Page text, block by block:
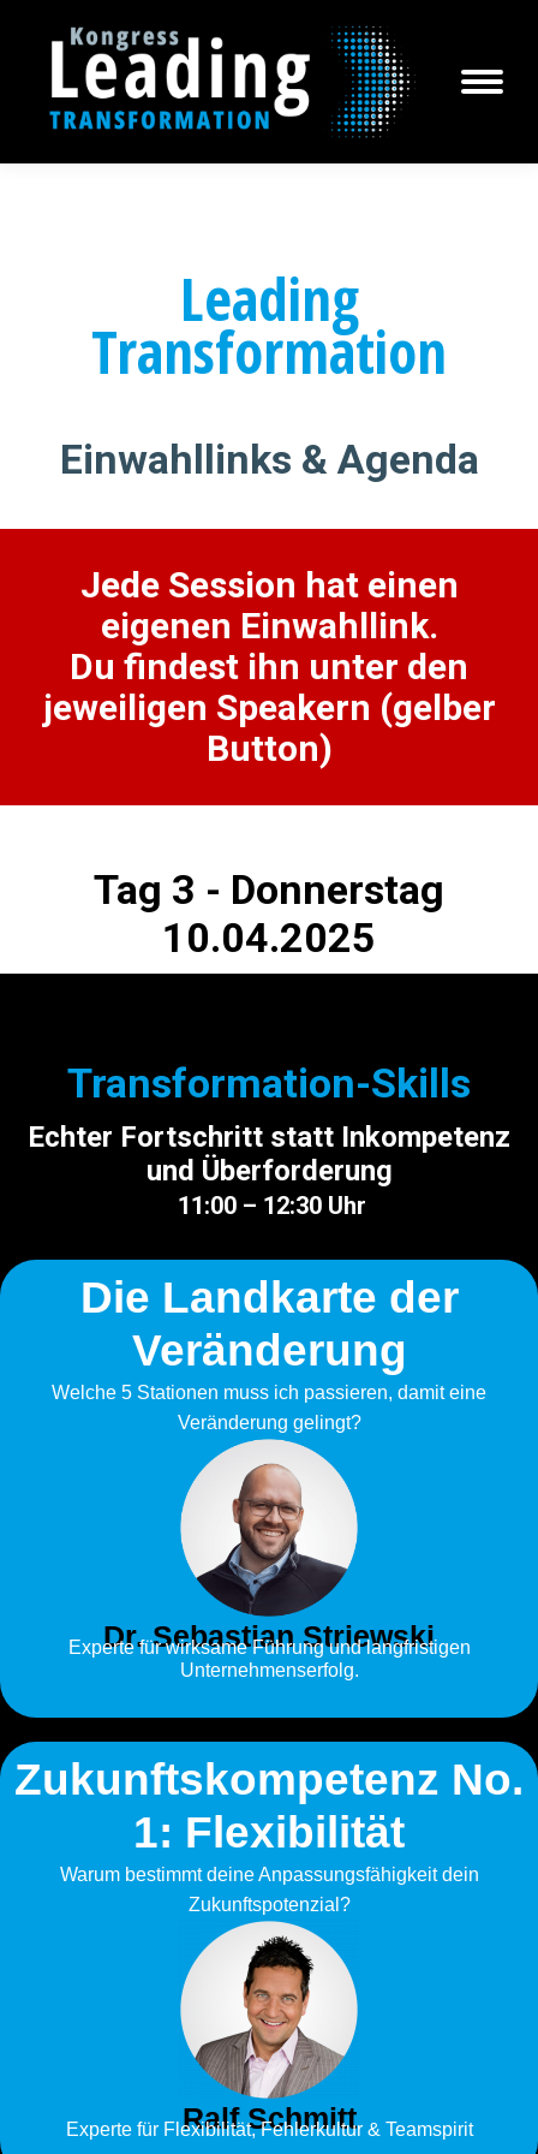
Leading
Transformation
Einwahllinks & Agenda
Jede Session hat einen
eigenen Einwahllink.
Du findest ihn unter den
jeweiligen Speakern (gelber
Button)
Tag 3 - Donnerstag
10.04.2025
Transformation-Skills
Echter Fortschritt statt Inkompetenz
und Überforderung
11:00 – 12:30 Uhr
Die Landkarte der
Veränderung
Welche 5 Stationen muss ich passieren, damit eine
Veränderung gelingt?
Dr. Sebastian Striewski
Experte für wirksame Führung und langfristigen
Unternehmenserfolg.
Zukunftskompetenz No.
1: Flexibilität
Warum bestimmt deine Anpassungsfähigkeit dein
Zukunftspotenzial?
Ralf Schmitt
Experte für Flexibilität, Fehlerkultur & Teamspirit